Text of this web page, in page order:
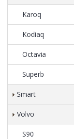
Karoq
Kodiaq
Octavia
Superb
Smart
Volvo
S90